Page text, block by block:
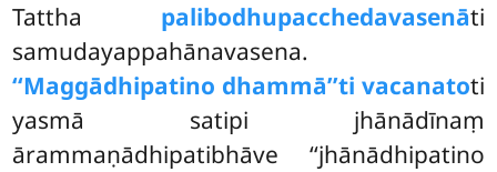
Tattha palibodhupacchedavasenāti
samudayappahānavasena.
‘‘Maggādhipatino dhammā’’ti vacanatoti
yasmā satipi jhānādīnaṃ
ārammaṇādhipatibhāve ‘‘jhānādhipatino